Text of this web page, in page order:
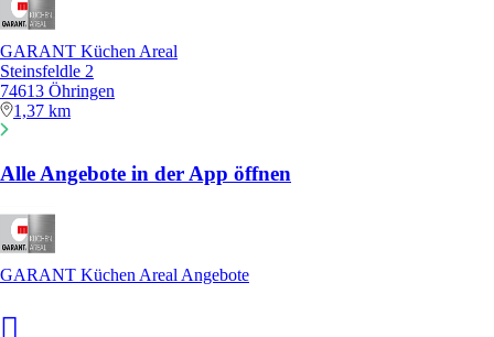
GARANT Küchen Areal
Steinsfeldle 2
74613 Öhringen
1,37 km
Alle Angebote in der App öffnen
GARANT Küchen Areal Angebote